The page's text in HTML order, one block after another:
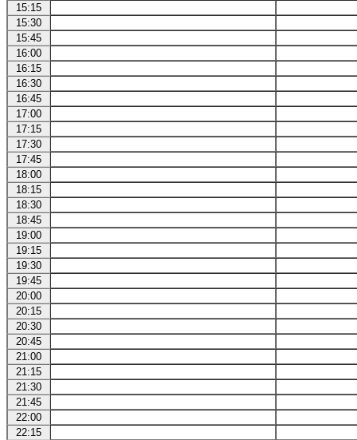
15:15
15:30
15:45
16:00
16:15
16:30
16:45
17:00
17:15
17:30
17:45
18:00
18:15
18:30
18:45
19:00
19:15
19:30
19:45
20:00
20:15
20:30
20:45
21:00
21:15
21:30
21:45
22:00
22:15